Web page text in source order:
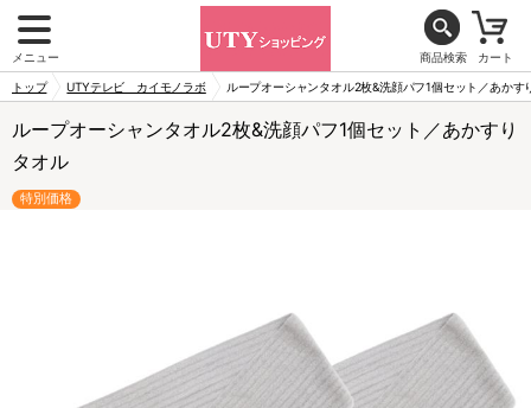
メニュー 商品検索 カート
トップ UTYテレビ カイモノラボ ループオーシャンタオル2枚&洗顔パフ1個セット／あかす
ループオーシャンタオル2枚&洗顔パフ1個セット／あかすり
タオル
特別価格